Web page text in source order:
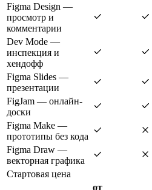
Figma Design —
просмотр и
комментарии
Dev Mode —
инспекция и
хендофф
Figma Slides —
презентации
FigJam — онлайн-
доски
Figma Make —
прототипы без кода
Figma Draw —
векторная графика
Стартовая цена
от